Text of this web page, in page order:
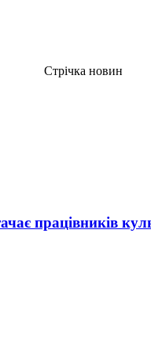
Стрічка новин
працівників